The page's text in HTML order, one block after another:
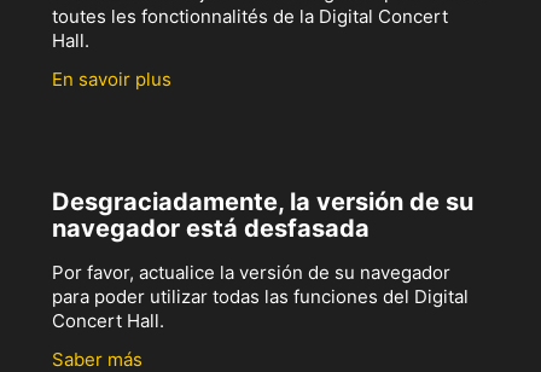
toutes les fonctionnalités de la Digital Concert
Hall.
En savoir plus
Desgraciadamente, la versión de su
navegador está desfasada
Por favor, actualice la versión de su navegador
para poder utilizar todas las funciones del Digital
Concert Hall.
Saber más